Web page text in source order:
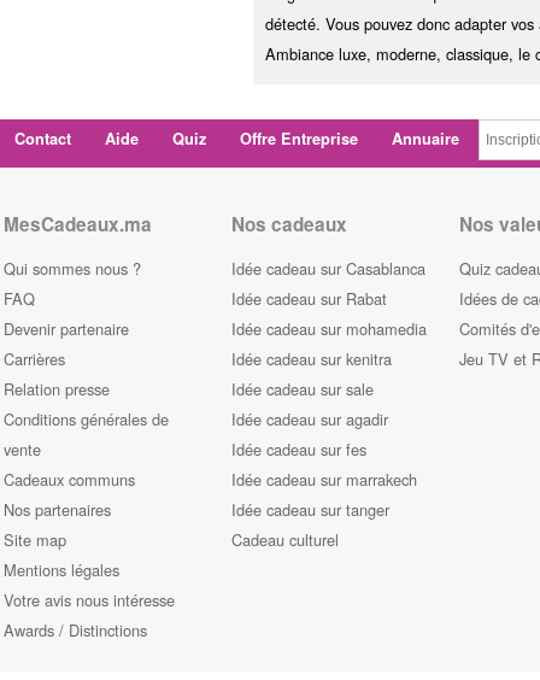
détecté. Vous pouvez donc adapter
Ambiance luxe, moderne, classique, le
Contact Aide Quiz Offre Entreprise Annuaire
MesCadeaux.ma
Qui sommes nous ?
FAQ
Devenir partenaire
Carrières
Relation presse
Conditions générales de
vente
Cadeaux communs
Nos partenaires
Site map
Mentions légales
Votre avis nous intéresse
Awards / Distinctions
Nos cadeaux
Idée cadeau sur Casablanca
Idée cadeau sur Rabat
Idée cadeau sur mohamedia
Idée cadeau sur kenitra
Idée cadeau sur sale
Idée cadeau sur agadir
Idée cadeau sur fes
Idée cadeau sur marrakech
Idée cadeau sur tanger
Cadeau culturel
Nos
Quiz
Idées de
Comités
Jeu TV et